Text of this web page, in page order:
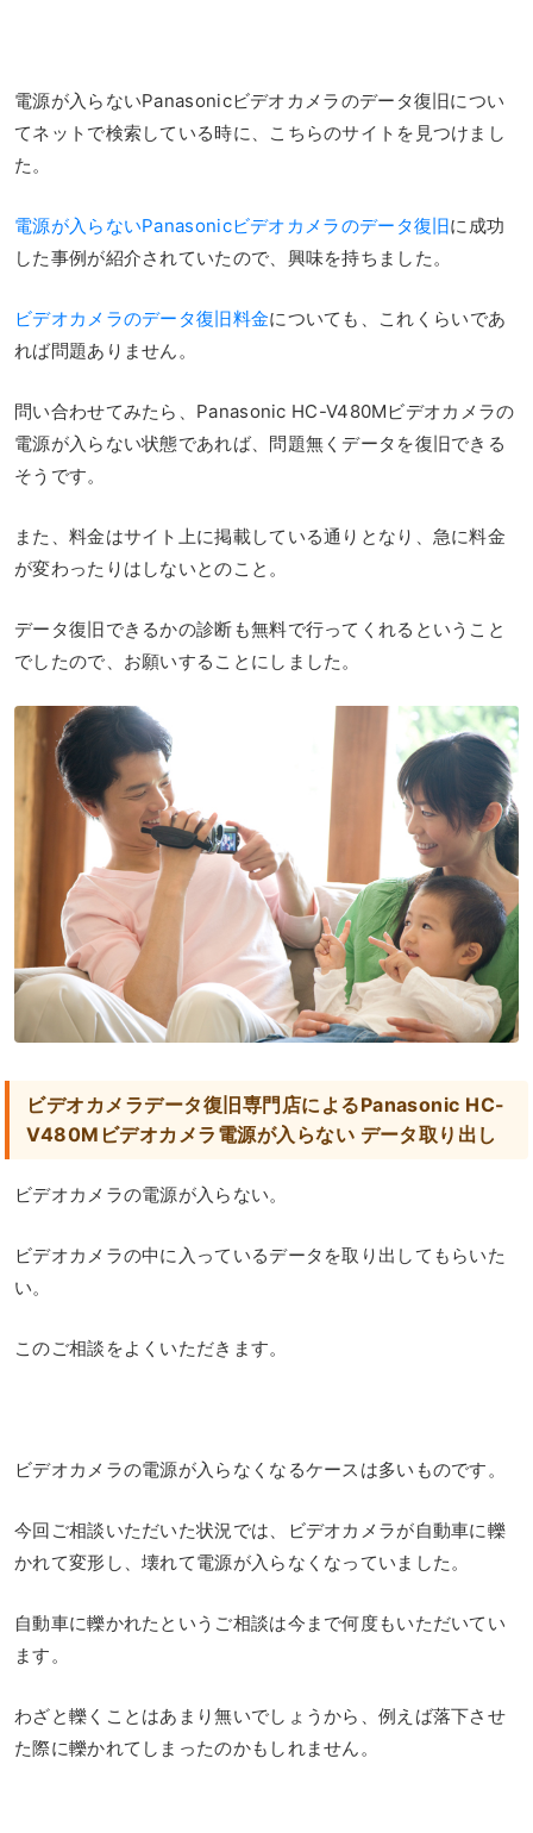
電源が入らないPanasonicビデオカメラのデータ復旧につい
てネットで検索している時に、こちらのサイトを見つけまし
た。
電源が入らないPanasonicビデオカメラのデータ復旧に成功
した事例が紹介されていたので、興味を持ちました。
ビデオカメラのデータ復旧料金についても、これくらいであ
れば問題ありません。
問い合わせてみたら、Panasonic HC-V480Mビデオカメラの
電源が入らない状態であれば、問題無くデータを復旧できる
そうです。
また、料金はサイト上に掲載している通りとなり、急に料金
が変わったりはしないとのこと。
データ復旧できるかの診断も無料で行ってくれるということ
でしたので、お願いすることにしました。
ビデオカメラデータ復旧専門店によるPanasonic HC-
V480Mビデオカメラ電源が入らない データ取り出し
ビデオカメラの電源が入らない。
ビデオカメラの中に入っているデータを取り出してもらいた
い。
このご相談をよくいただきます。
ビデオカメラの電源が入らなくなるケースは多いものです。
今回ご相談いただいた状況では、ビデオカメラが自動車に轢
かれて変形し、壊れて電源が入らなくなっていました。
自動車に轢かれたというご相談は今まで何度もいただいてい
ます。
わざと轢くことはあまり無いでしょうから、例えば落下させ
た際に轢かれてしまったのかもしれません。